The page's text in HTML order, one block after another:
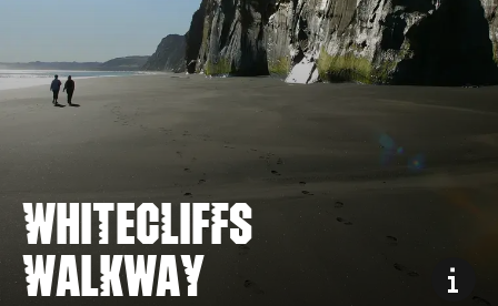
WHITECLIFFS
WALKWAY